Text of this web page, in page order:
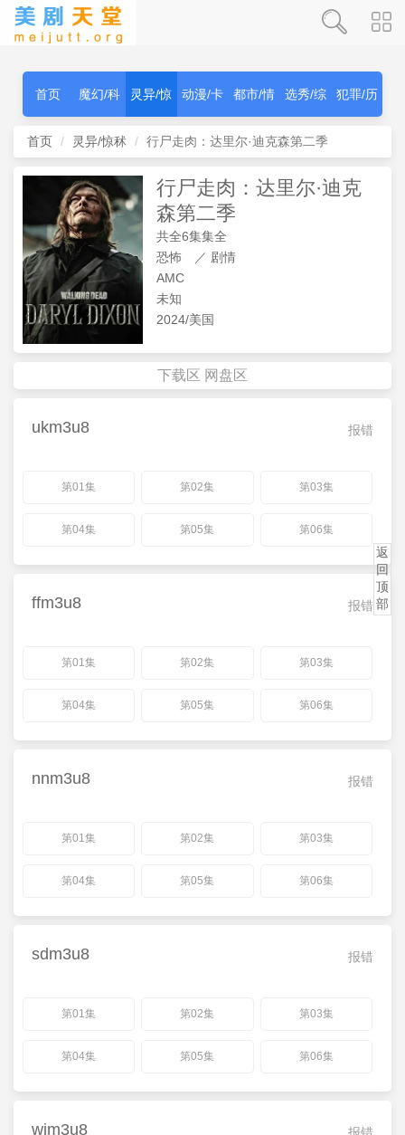
首页 魔幻/科
幻
灵异/惊
秫
动漫/卡
通
都市/情
感
选秀/综
艺
犯罪/历
首页 灵异/惊秫 行尸走肉：达里尔·迪克森第二季
行尸走肉：达里尔·迪克
森第二季
共全6集集全
恐怖
／ 剧情
AMC
未知
2024/美国
下载区 网盘区
报错
ukm3u8
第01集 第02集 第03集
第04集 第05集 第06集
报错
ffm3u8
第01集 第02集 第03集
第04集 第05集 第06集
报错
nnm3u8
第01集 第02集 第03集
第04集 第05集 第06集
报错
sdm3u8
第01集 第02集 第03集
第04集 第05集 第06集
报错
wjm3u8
返
回
顶
部